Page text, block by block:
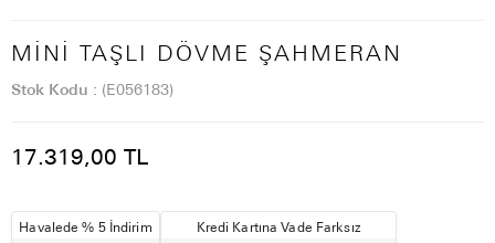
MINI TAŞLI DÖVME ŞAHMERAN
Stok Kodu (E056183)
17.319,00 TL
Havalede % 5 İndirim Kredi Kartına Vade Farksız